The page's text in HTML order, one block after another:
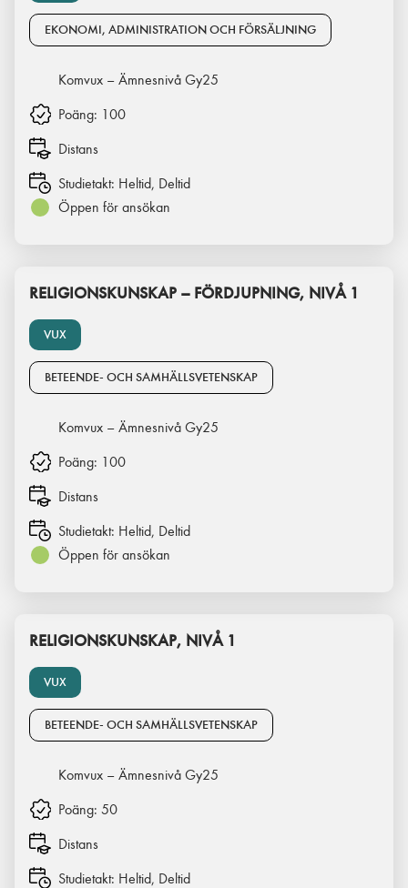
EKONOMI, ADMINISTRATION OCH FÖRSÄLJNING
Komvux – Ämnesnivå Gy25
Poäng: 100
Distans
Studietakt: Heltid, Deltid
Öppen för ansökan
VUX
RELIGIONSKUNSKAP – FÖRDJUPNING, NIVÅ 1
BETEENDE- OCH SAMHÄLLSVETENSKAP
Komvux – Ämnesnivå Gy25
Poäng: 100
Distans
Studietakt: Heltid, Deltid
Öppen för ansökan
VUX
RELIGIONSKUNSKAP, NIVÅ 1
BETEENDE- OCH SAMHÄLLSVETENSKAP
Komvux – Ämnesnivå Gy25
Poäng: 50
Distans
Studietakt: Heltid, Deltid